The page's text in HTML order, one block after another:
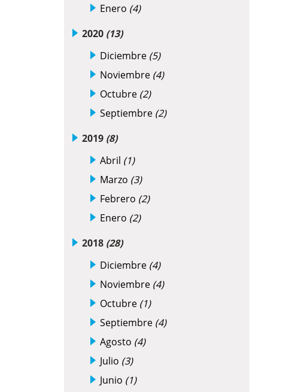
Enero (4)
2020 (13)
Diciembre (5)
Noviembre (4)
Octubre (2)
Septiembre (2)
2019 (8)
Abril (1)
Marzo (3)
Febrero (2)
Enero (2)
2018 (28)
Diciembre (4)
Noviembre (4)
Octubre (1)
Septiembre (4)
Agosto (4)
Julio (3)
Junio (1)